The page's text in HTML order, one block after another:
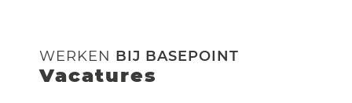
WERKEN BIJ BASEPOINT
Vacatures